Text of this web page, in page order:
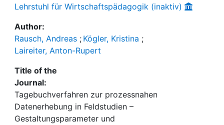
Lehrstuhl für Wirtschaftspädagogik (inaktiv)
Author:
Rausch, Andreas ; Kögler, Kristina ;
Laireiter, Anton-Rupert
Title of the
Journal:
Tagebuchverfahren zur prozessnahen
Datenerhebung in Feldstudien –
Gestaltungsparameter und